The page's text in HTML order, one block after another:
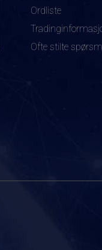
Ordliste
Ofte stilte